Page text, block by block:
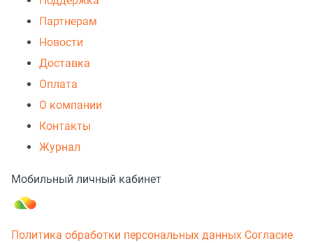
Партнерам
Новости
Доставка
Оплата
О компании
Контакты
Журнал
Мобильный личный кабинет
Политика обработки персональных данных Согласие